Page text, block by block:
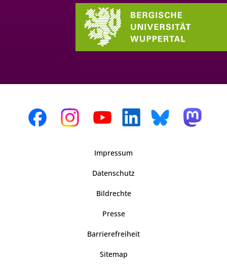
Impressum
Datenschutz
Bildrechte
Presse
Barrierefreiheit
Sitemap